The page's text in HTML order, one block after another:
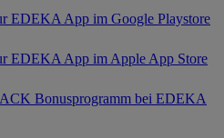
EDEKA App im Google Playstore
EDEKA App im Apple App Store
Bonusprogramm bei EDEKA